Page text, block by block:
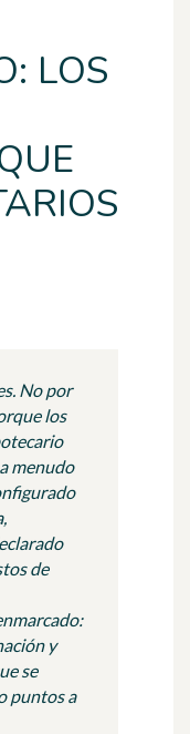
LOS
No por
los
menudo
de
y
se
puntos a